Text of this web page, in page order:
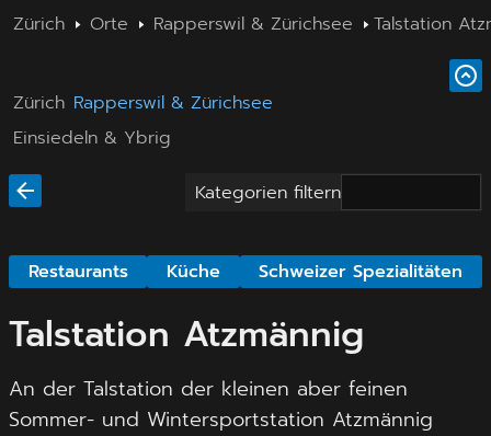
Zürich Orte Rapperswil & Zürichsee Talstation
Zürich Rapperswil & Zürichsee
Einsiedeln & Ybrig
Kategorien filtern
Restaurants Küche Schweizer Spezialitäten
Talstation Atzmännig
An der Talstation der kleinen aber feinen
Sommer- und Wintersportstation Atzmännig